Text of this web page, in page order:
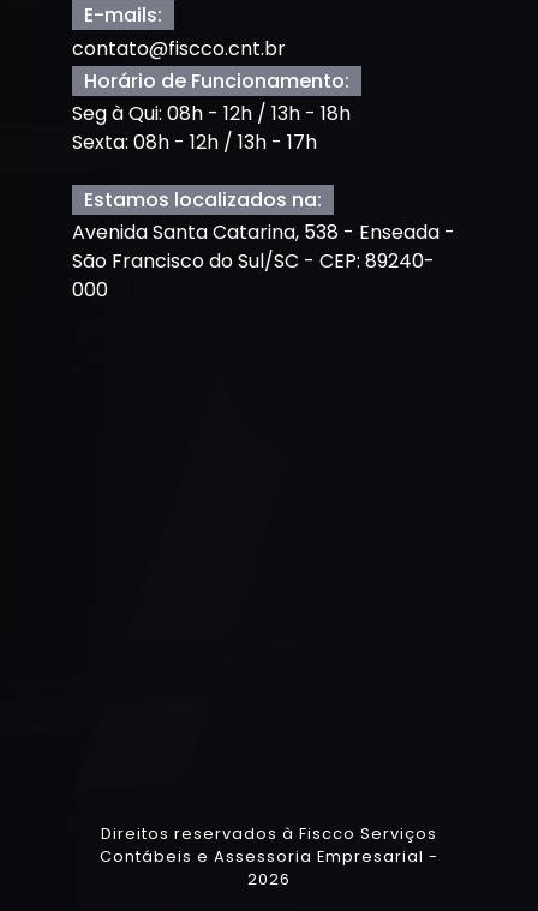
E-mails:
contato@fiscco.cnt.br
Horário de Funcionamento:
Seg à Qui: 08h - 12h / 13h - 18h
Sexta: 08h - 12h / 13h - 17h
Estamos localizados na:
Avenida Santa Catarina, 538 - Enseada -
São Francisco do Sul/SC - CEP: 89240-
000
Direitos reservados à Fiscco Serviços
Contábeis e Assessoria Empresarial -
2026